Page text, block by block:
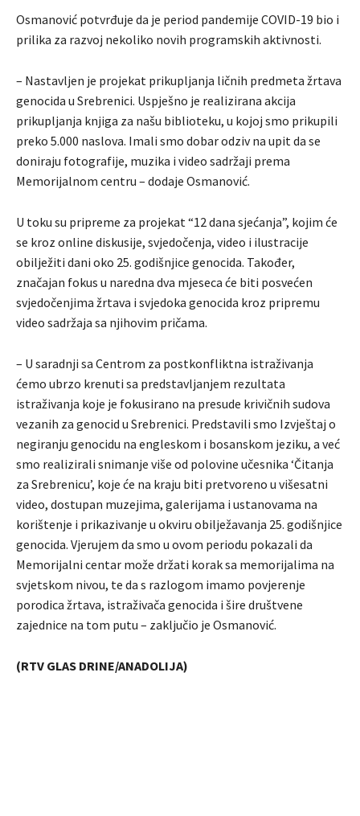
Osmanović potvrđuje da je period pandemije COVID-19 bio i
prilika za razvoj nekoliko novih programskih aktivnosti.
– Nastavljen je projekat prikupljanja ličnih predmeta žrtava
genocida u Srebrenici. Uspješno je realizirana akcija
prikupljanja knjiga za našu biblioteku, u kojoj smo prikupili
preko 5.000 naslova. Imali smo dobar odziv na upit da se
doniraju fotografije, muzika i video sadržaji prema
Memorijalnom centru – dodaje Osmanović.
U toku su pripreme za projekat “12 dana sjećanja”, kojim će
se kroz online diskusije, svjedočenja, video i ilustracije
obilježiti dani oko 25. godišnjice genocida. Također,
značajan fokus u naredna dva mjeseca će biti posvećen
svjedočenjima žrtava i svjedoka genocida kroz pripremu
video sadržaja sa njihovim pričama.
– U saradnji sa Centrom za postkonfliktna istraživanja
ćemo ubrzo krenuti sa predstavljanjem rezultata
istraživanja koje je fokusirano na presude krivičnih sudova
vezanih za genocid u Srebrenici. Predstavili smo Izvještaj o
negiranju genocidu na engleskom i bosanskom jeziku, a već
smo realizirali snimanje više od polovine učesnika ‘Čitanja
za Srebrenicu’, koje će na kraju biti pretvoreno u višesatni
video, dostupan muzejima, galerijama i ustanovama na
korištenje i prikazivanje u okviru obilježavanja 25. godišnjice
genocida. Vjerujem da smo u ovom periodu pokazali da
Memorijalni centar može držati korak sa memorijalima na
svjetskom nivou, te da s razlogom imamo povjerenje
porodica žrtava, istraživača genocida i šire društvene
zajednice na tom putu – zaključio je Osmanović.
(RTV GLAS DRINE/ANADOLIJA)